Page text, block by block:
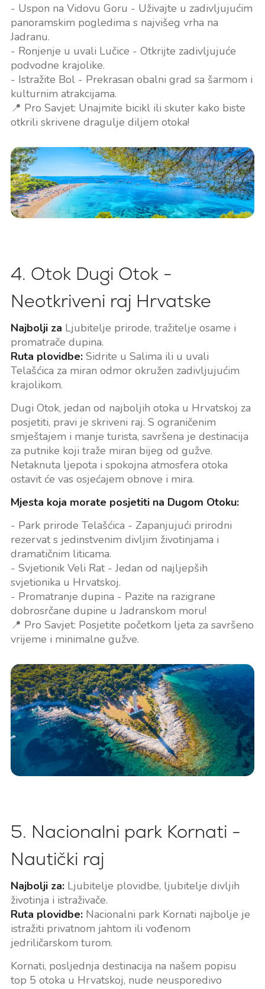
- Uspon na Vidovu Goru - Uživajte u zadivljujućim
panoramskim pogledima s najvišeg vrha na
Jadranu.
- Ronjenje u uvali Lučice - Otkrijte zadivljujuće
podvodne krajolike.
- Istražite Bol - Prekrasan obalni grad sa šarmom i
kulturnim atrakcijama.
📍 Pro Savjet: Unajmite bicikl ili skuter kako biste
otkrili skrivene dragulje diljem otoka!
4. Otok Dugi Otok -
Neotkriveni raj Hrvatske
Najbolji za Ljubitelje prirode, tražitelje osame i
promatrače dupina.
Ruta plovidbe:Sidrite u Salima ili u uvali
Telašćica za miran odmor okružen zadivljujućim
krajolikom.
Dugi Otok, jedan od najboljih otoka u Hrvatskoj za
posjetiti, pravi je skriveni raj. S ograničenim
smještajem i manje turista, savršena je destinacija
za putnike koji traže miran bijeg od gužve.
Netaknuta ljepota i spokojna atmosfera otoka
ostavit će vas osjećajem obnove i mira.
Mjesta koja morate posjetiti na Dugom Otoku:
- Park prirode Telašćica - Zapanjujući prirodni
rezervat s jedinstvenim divljim životinjama i
dramatičnim liticama.
- Svjetionik Veli Rat - Jedan od najljepših
svjetionika u Hrvatskoj.
- Promatranje dupina - Pazite na razigrane
dobrosrčane dupine u Jadranskom moru!
📍 Pro Savjet: Posjetite početkom ljeta za savršeno
vrijeme i minimalne gužve.
5. Nacionalni park Kornati -
Nautički raj
Najbolji za:Ljubitelje plovidbe, ljubitelje divljih
životinja i istraživače.
Ruta plovidbe:Nacionalni park Kornati najbolje je
istražiti privatnom jahtom ili vođenom
jedriličarskom turom.
Kornati, posljednja destinacija na našem popisu
top 5 otoka u Hrvatskoj, nude neusporedivo